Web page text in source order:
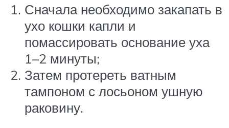
Сначала необходимо закапать в
ухо кошки капли и
помассировать основание уха
1–2 минуты;
Затем протереть ватным
тампоном с лосьоном ушную
раковину.